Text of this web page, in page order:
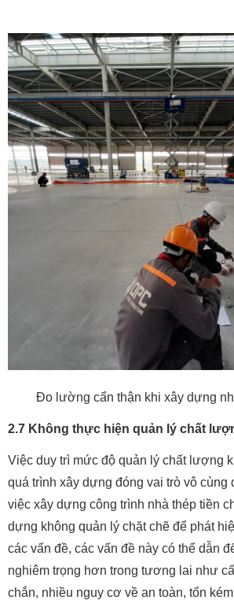
Đo lường cẩn thận khi xây dựng
2.7 Không thực hiện quản lý chất
Việc duy trì mức độ quản lý chất lượng
quá trình xây dựng đóng vai trò vô cùng
việc xây dựng công trình nhà thép tiền
dựng không quản lý chặt chẽ để phát
các vấn đề, các vấn đề này có thể dẫn
nghiêm trọng hơn trong tương lai như
chắn, nhiều nguy cơ về an toàn, tốn